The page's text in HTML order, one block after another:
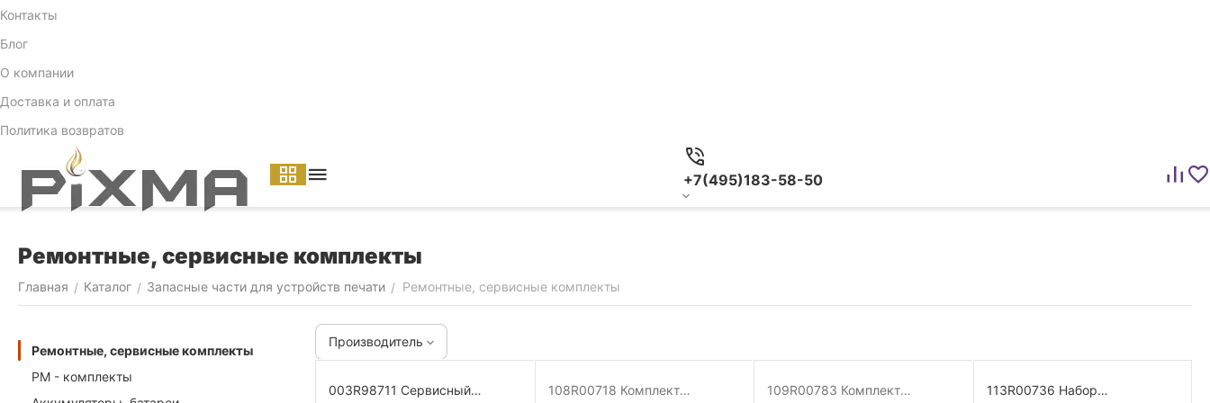
Контакты
Блог
О компании
Доставка и оплата
Политика возвратов
+7(495)183-58-50
Ремонтные, сервисные комплекты
Главная / Каталог / Запасные части для устройств печати / Ремонтные, сервисные комплекты
Производитель
003R98711 Сервисный
108R00718 Комплект
109R00783 Комплект
113R00736 Набор
Ремонтные, сервисные комплекты
PM - комплекты